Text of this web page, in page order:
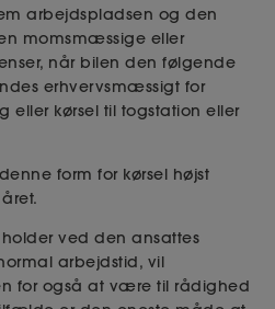
arbejdspladsen og den
momsmæssige eller
når bilen den følgende
erhvervsmæssigt for
eller kørsel til togstation eller
form for kørsel højst
ved den ansattes
arbejdstid, vil
for også at være til rådighed